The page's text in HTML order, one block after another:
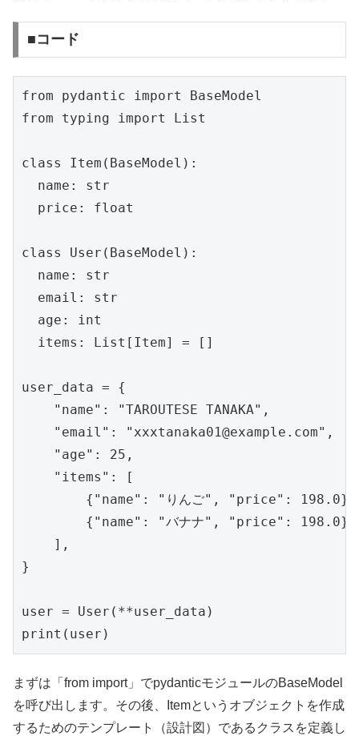
■コード
from pydantic import BaseModel
from typing import List
class Item(BaseModel):
  name: str
  price: float
class User(BaseModel):
  name: str
  email: str
  age: int
  items: List[Item] = []
user_data = {
    "name": "TAROUTESE TANAKA",
    "email": "xxxtanaka01@example.com",
    "age": 25,
    "items": [
        {"name": "りんご", "price": 198.0},
        {"name": "バナナ", "price": 198.0},
    ],
}
user = User(**user_data)
print(user)
まずは「from import」でpydanticモジュールのBaseModel
を呼び出します。その後、Itemというオブジェクトを作成
するためのテンプレート（設計図）であるクラスを定義し